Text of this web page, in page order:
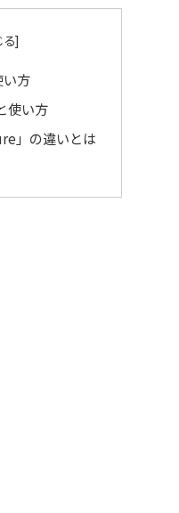
い方
使い方
」の違いとは